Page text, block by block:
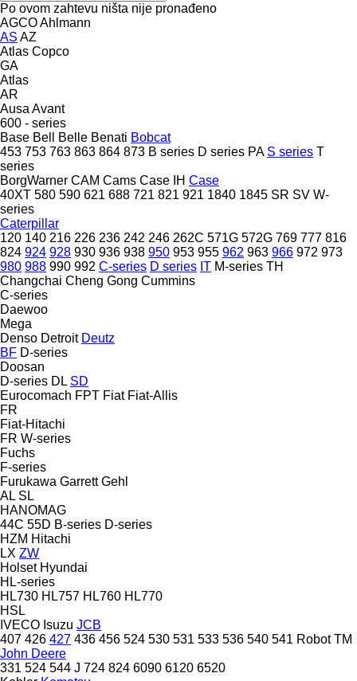
Po ovom zahtevu ništa nije pronađeno
AGCOAhlmann
AS AZ
Atlas Copco
GA
Atlas
AR
Ausa Avant
600 - series
Base Bell Belle Benati Bobcat
453 753 763 863 864 873 B series D series PA S series T
series
BorgWarner CAM Cams Case IH Case
40XT 580 590 621 688 721 821 921 1840 1845 SR SV W-
series
Caterpillar
120 140 216 226 236 242 246 262C 571G 572G 769 777 816
824 924 928 930 936 938 950 953 955 962 963 966 972 973
980 988 990 992 C-series D series IT M-series TH
Changchai Cheng Gong Cummins
C-series
Daewoo
Mega
Denso Detroit Deutz
BF D-series
Doosan
D-series DL SD
Eurocomach FPT Fiat Fiat-Allis
FR
Fiat-Hitachi
FR W-series
Fuchs
F-series
Furukawa Garrett Gehl
AL SL
HANOMAG
44C 55D B-series D-series
HZM Hitachi
LX ZW
Holset Hyundai
HL-series
HL730 HL757 HL760 HL770
HSL
IVECO Isuzu JCB
407 426 427 436 456 524 530 531 533 536 540 541 Robot TM
John Deere
331 524 544 J 724 824 6090 6120 6520